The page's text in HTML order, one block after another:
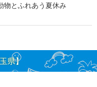
物とふれあう夏休み
県】